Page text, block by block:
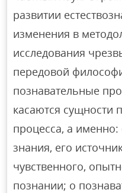
развитии
изменения в
исследования
передовой
познавательные
касаются сущности
процесса, а
знания, его
чувственного,
познании; о